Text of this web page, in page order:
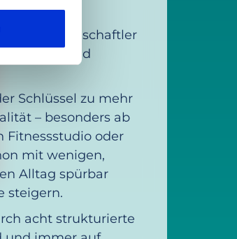
Sportwissenschaftler
und
Schlüssel zu mehr
– besonders ab
Fitnessstudio oder
mit wenigen,
Alltag spürbar
steigern.
acht strukturierte